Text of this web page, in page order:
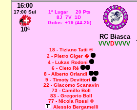
16:00
17:00 Sui
10ª
1º Lugar 20 Pts
8J 7V 1D
Golos: +19 (44-25)
RC Biasca
VVVDVVVV
18 - Tiziano Tatti ®
2 - Pietro Giger �
4 - Lukas Rodoni
6 - Cleto Ré
8 - Alberto Orlandi
9 - Timoty Devittori
22 - Giacomo Scanavin
73 - Camillo Boll
83 - Gregorio Boll
77 - Nicola Rossi ®
Alessio Bergamelli